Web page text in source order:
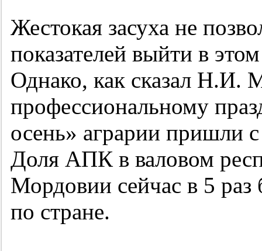
Жестокая засуха не
показателей выйти в
Однако, как сказал Н.И.
профессиональному
осень» аграрии пришли
Доля АПК в валовом
Мордовии сейчас в 5
по стране.